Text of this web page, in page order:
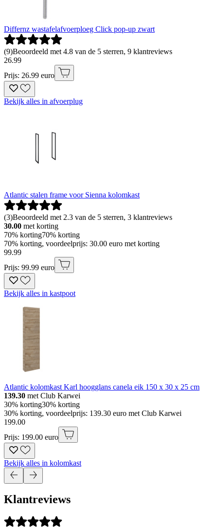
Differnz wastafelafvoerploeg Click pop-up zwart
(9)Beoordeeld met 4.8 van de 5 sterren, 9 klantreviews
26.99
Prijs: 26.99 euro
Bekijk alles in afvoerplug
Atlantic stalen frame voor Sienna kolomkast
(3)Beoordeeld met 2.3 van de 5 sterren, 3 klantreviews
30.00 met korting
70% korting70% korting
70% korting, voordeelprijs: 30.00 euro met korting
99.99
Prijs: 99.99 euro
Bekijk alles in kastpoot
Atlantic kolomkast Karl hoogglans canela eik 150 x 30 x 25 cm
139.30 met Club Karwei
30% korting30% korting
30% korting, voordeelprijs: 139.30 euro met Club Karwei
199.00
Prijs: 199.00 euro
Bekijk alles in kolomkast
Klantreviews